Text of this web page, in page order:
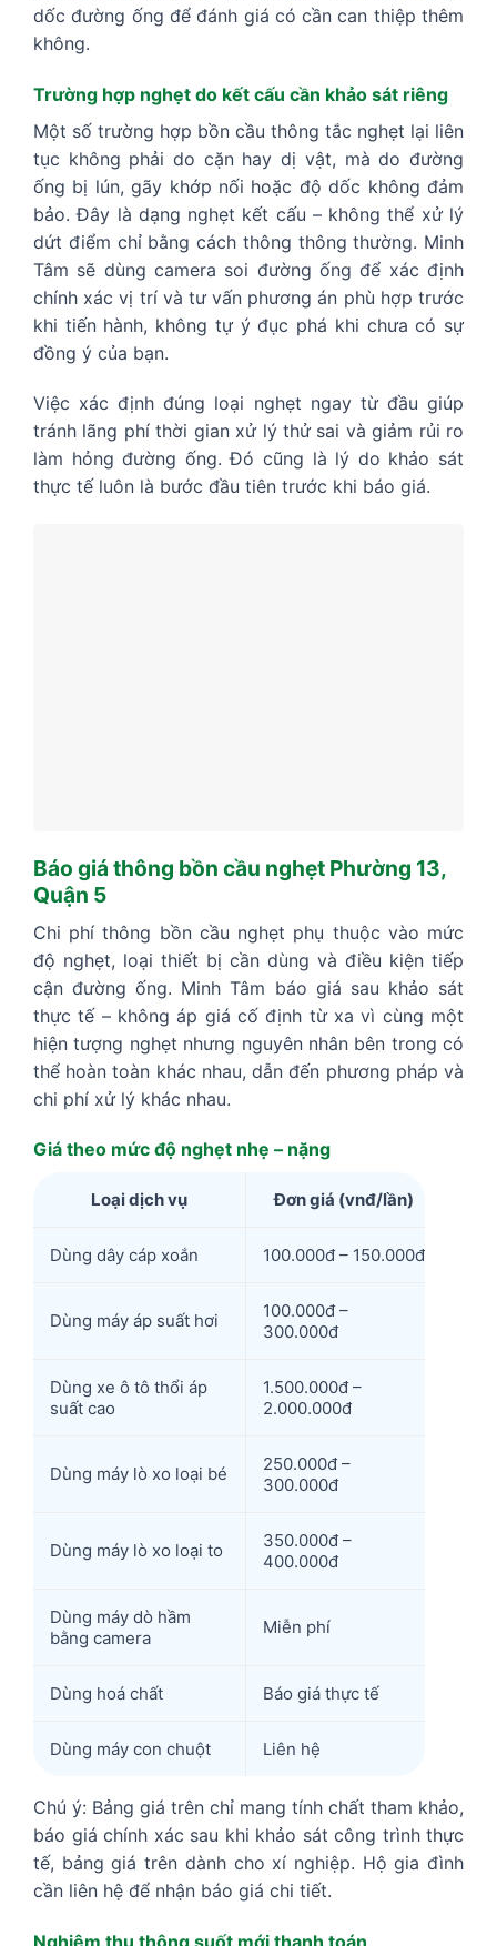
dốc đường ống để đánh giá có cần can thiệp thêm
không.
Trường hợp nghẹt do kết cấu cần khảo sát riêng
Một số trường hợp bồn cầu thông tắc nghẹt lại liên
tục không phải do cặn hay dị vật, mà do đường
ống bị lún, gãy khớp nối hoặc độ dốc không đảm
bảo. Đây là dạng nghẹt kết cấu – không thể xử lý
dứt điểm chỉ bằng cách thông thông thường. Minh
Tâm sẽ dùng camera soi đường ống để xác định
chính xác vị trí và tư vấn phương án phù hợp trước
khi tiến hành, không tự ý đục phá khi chưa có sự
đồng ý của bạn.
Việc xác định đúng loại nghẹt ngay từ đầu giúp
tránh lãng phí thời gian xử lý thử sai và giảm rủi ro
làm hỏng đường ống. Đó cũng là lý do khảo sát
thực tế luôn là bước đầu tiên trước khi báo giá.
Báo giá thông bồn cầu nghẹt Phường 13,
Quận 5
Chi phí thông bồn cầu nghẹt phụ thuộc vào mức
độ nghẹt, loại thiết bị cần dùng và điều kiện tiếp
cận đường ống. Minh Tâm báo giá sau khảo sát
thực tế – không áp giá cố định từ xa vì cùng một
hiện tượng nghẹt nhưng nguyên nhân bên trong có
thể hoàn toàn khác nhau, dẫn đến phương pháp và
chi phí xử lý khác nhau.
Giá theo mức độ nghẹt nhẹ – nặng
Loại dịch vụ Đơn giá (vnđ/lần)
Dùng dây cáp xoắn 100.000đ – 150.000đ
Dùng máy áp suất hơi
100.000đ –
300.000đ
Dùng xe ô tô thổi áp
suất cao
1.500.000đ –
2.000.000đ
Dùng máy lò xo loại bé
250.000đ –
300.000đ
Dùng máy lò xo loại to
350.000đ –
400.000đ
Dùng máy dò hầm
bằng camera
Miễn phí
Dùng hoá chất Báo giá thực tế
Dùng máy con chuột Liên hệ
Chú ý: Bảng giá trên chỉ mang tính chất tham khảo,
báo giá chính xác sau khi khảo sát công trình thực
tế, bảng giá trên dành cho xí nghiệp. Hộ gia đình
cần liên hệ để nhận báo giá chi tiết.